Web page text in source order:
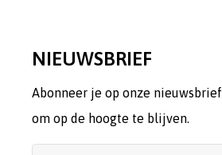
NIEUWSBRIEF
Abonneer je op onze nieuwsbrief
om op de hoogte te blijven.